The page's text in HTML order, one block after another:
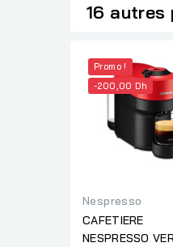
16 autres
Promo !
-200,00 Dh
Nespresso
CAFETIERE
NESPRESSO